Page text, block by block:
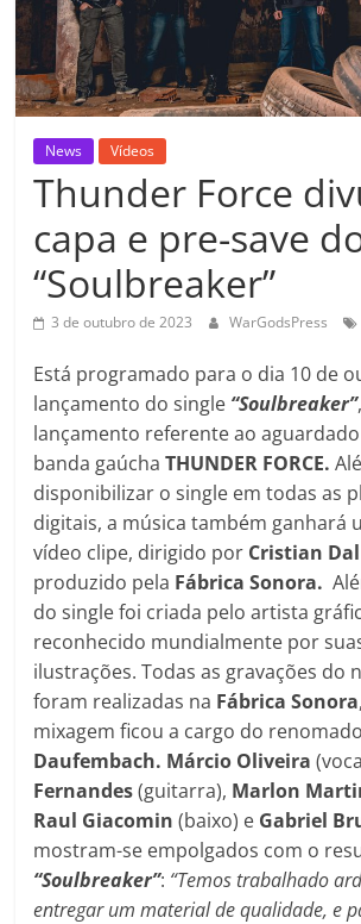
News Vídeos
Thunder Force
capa e pre-save
“Soulbreaker”
3 de outubro de 2023 WarGodsPress
Está programado para o dia 10 de
lançamento do single “Soulbreaker”
lançamento referente ao
banda gaúchaTHUNDER FORCE.
disponibilizar o single em todas as
digitais, a música também ganhará
vídeo clipe, dirigido por Cristian
produzido pela Fábrica Sonora.
do single foi criada pelo artista
reconhecido mundialmente por
ilustrações. Todas as gravações do
foram realizadas na Fábrica Sonora
mixagem ficou a cargo do
Daufembach. Márcio Oliveira
Fernandes(guitarra), Marlon
Raul Giacomin (baixo) e Gabriel
mostram-se empolgados com o
“Soulbreaker”: “Temos trabalhado
entregar um material de qualidade, e